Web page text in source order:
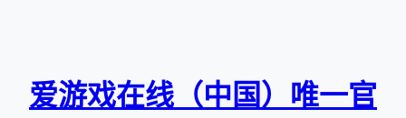
爱游戏在线（中国）唯一官